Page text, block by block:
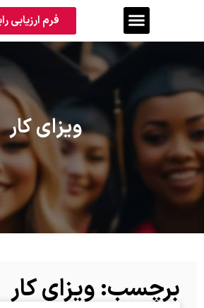
فرم ارزیابی
ویزای کار
برچسب: ویزای کار